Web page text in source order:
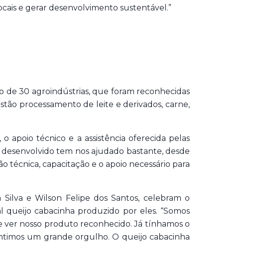
e gerar desenvolvimento sustentável.”
de 30 agroindústrias, que foram reconhecidas
processamento de leite e derivados, carne,
apoio técnico e a assistência oferecida pelas
tem nos ajudado bastante, desde
técnica, capacitação e o apoio necessário para
e Wilson Felipe dos Santos, celebram o
cabacinha produzido por eles. “Somos
ver nosso produto reconhecido. Já tínhamos o
um grande orgulho. O queijo cabacinha